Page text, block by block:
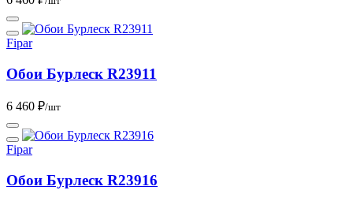
Fipar
Обои Бурлеск R23911
6 460 ₽/шт
Fipar
Обои Бурлеск R23916